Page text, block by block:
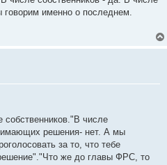
именно о последнем.
собственников."В числе
решения- нет. А мы
за то, что тебе
же до главы ФРС, то